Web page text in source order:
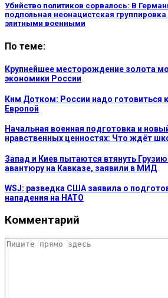
Убийство политиков сорвалось: В
подпольная неонацистская
элитными военными
По теме:
Крупнейшее месторождение золота
экономики России
Ким Дотком: России надо готовиться
Европой
Начальная военная подготовка и
нравственных ценностях: Что ждёт
Запад и Киев пытаются втянуть
авантюру на Кавказе, заявили в МИД
WSJ: разведка США заявила о
нападения на НАТО
Комментарий